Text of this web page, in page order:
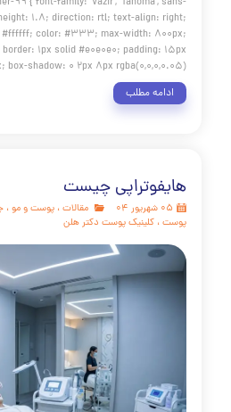
amp-start 8s steps(1,end) 0s 1
animation:-amp-start 8s steps(1,end) 0s 1
amp-start 8s steps(1,end) 0s 1
keyframes
o-
animation:none;-moz-
/* START: Isolated Article
99 { font-family: 'Vazir',
line-height: 1.8; direction: rtl; text-
color: #ffffff; color: #333; max-width:
auto; border: 1px solid #e0e0e0;
25px; box-shadow: 0 2px 8px